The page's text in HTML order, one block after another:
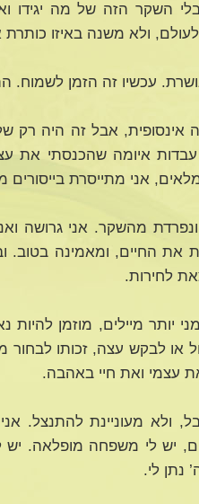
השקר הזה של מה יגידו
ולא משנה באיזו
עכשיו זה הזמן לשמוח.
אינסופית, אבל זה היה רק
איומה שהכנסתי את
אני מתייסרת בייסורים
מהשקר. אני גרושה
את החיים, ומאמינה בטוב.
לחירות.
יותר מיילים, מוזמן להיות
או לבקש עצה, זכותו
עצמי ואת חיי באהבה.
ולא מעוניינת להתנצל.
יש לי משפחה מופלאה. יש
נתן לי.